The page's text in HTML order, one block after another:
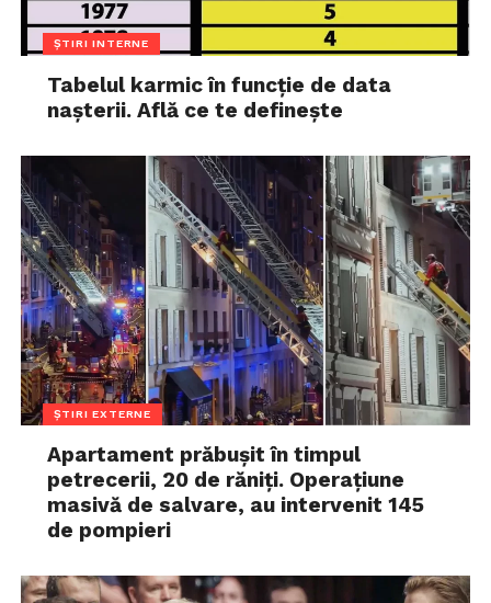
ȘTIRI INTERNE
Tabelul karmic în funcție de data
nașterii. Află ce te definește
ȘTIRI EXTERNE
Apartament prăbușit în timpul
petrecerii, 20 de răniți. Operațiune
masivă de salvare, au intervenit 145
de pompieri